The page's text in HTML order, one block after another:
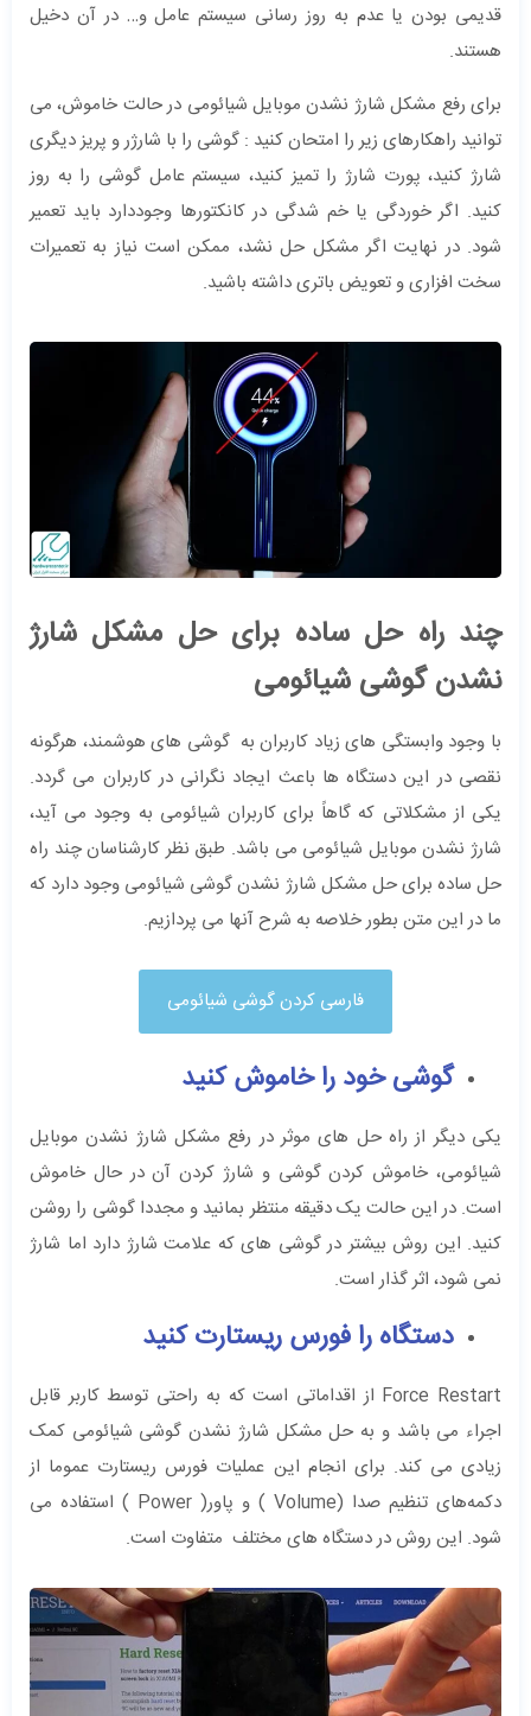
قدیمی بودن یا عدم به روز رسانی سیستم عامل و… در آن دخیل
هستند.
برای رفع مشکل شارژ نشدن موبایل شیائومی در حالت خاموش، می
توانید راهکارهای زیر را امتحان کنید : گوشی را با شارژر و پریز دیگری
شارژ کنید، پورت شارژ را تمیز کنید، سیستم عامل گوشی را به روز
کنید. اگر خوردگی یا خم شدگی در کانکتورها وجوددارد باید تعمیر
شود. در نهایت اگر مشکل حل نشد، ممکن است نیاز به تعمیرات
سخت افزاری و تعویض باتری داشته باشید.
چند راه حل ساده برای حل مشکل شارژ
نشدن گوشی شیائومی
با وجود وابستگی های زیاد کاربران به گوشی های هوشمند، هرگونه
نقصی در این دستگاه ها باعث ایجاد نگرانی در کاربران می گردد.
یکی از مشکلاتی که گاهاً برای کاربران شیائومی به وجود می آید،
شارژ نشدن موبایل شیائومی می باشد. طبق نظر کارشناسان چند راه
حل ساده برای حل مشکل شارژ نشدن گوشی شیائومی وجود دارد که
ما در این متن بطور خلاصه به شرح آنها می پردازیم.
فارسی کردن گوشی شیائومی
گوشی خود را خاموش کنید
یکی دیگر از راه حل های موثر در رفع مشکل شارژ نشدن موبایل
شیائومی، خاموش کردن گوشی و شارژ کردن آن در حال خاموش
است. در این حالت یک دقیقه منتظر بمانید و مجددا گوشی را روشن
کنید. این روش بیشتر در گوشی های که علامت شارژ دارد اما شارژ
نمی شود، اثر گذار است.
دستگاه را فورس ریستارت کنید
Force Restart از اقداماتی است که به راحتی توسط کاربر قابل
اجراء می باشد و به حل مشکل شارژ نشدن گوشی شیائومی کمک
زیادی می کند. برای انجام این عملیات فورس ریستارت عموما از
دکمه‌های تنظیم صدا (Volume ) و پاور( Power ) استفاده می
شود. این روش در دستگاه های مختلف متفاوت است.